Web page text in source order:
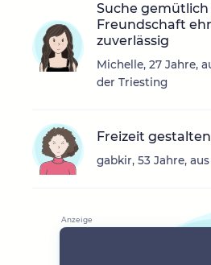
Suche gemütlich
Freundschaft
zuverlässig
Michelle, 27 Jahre,
der Triesting
Freizeit gestalten
gabkir, 53 Jahre,